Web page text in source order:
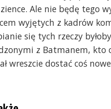
Ale nie będę tego
wyjętych z kadrów
się tych rzeczy
z Batmanem, kto
wreszcie dostać coś